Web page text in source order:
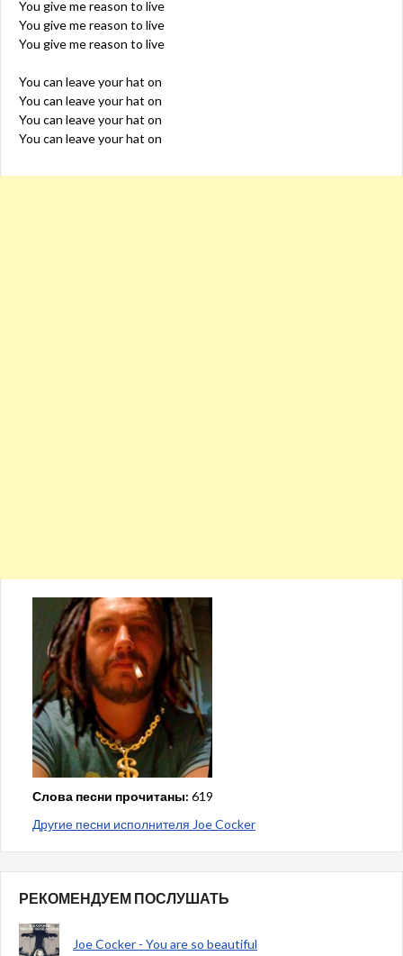
You give me reason to live
You give me reason to live
You give me reason to live
You can leave your hat on
You can leave your hat on
You can leave your hat on
You can leave your hat on
Слова песни прочитаны: 619
Другие песни исполнителя Joe Cocker
РЕКОМЕНДУЕМ ПОСЛУШАТЬ
Joe Cocker - You are so beautiful